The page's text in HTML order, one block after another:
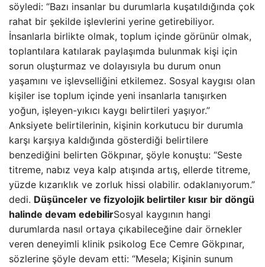
söyledi: “Bazı insanlar bu durumlarla kuşatıldığında çok
rahat bir şekilde işlevlerini yerine getirebiliyor.
İnsanlarla birlikte olmak, toplum içinde görünür olmak,
toplantılara katılarak paylaşımda bulunmak kişi için
sorun oluşturmaz ve dolayısıyla bu durum onun
yaşamını ve işlevselliğini etkilemez. Sosyal kaygısı olan
kişiler ise toplum içinde yeni insanlarla tanışırken
yoğun, işleyen-yıkıcı kaygı belirtileri yaşıyor.”
Anksiyete belirtilerinin, kişinin korkutucu bir durumla
karşı karşıya kaldığında gösterdiği belirtilere
benzediğini belirten Gökpınar, şöyle konuştu: “Seste
titreme, nabız veya kalp atışında artış, ellerde titreme,
yüzde kızarıklık ve zorluk hissi olabilir. odaklanıyorum.”
dedi. Düşünceler ve fizyolojik belirtiler kısır bir döngü
halinde devam edebilirSosyal kaygının hangi
durumlarda nasıl ortaya çıkabileceğine dair örnekler
veren deneyimli klinik psikolog Ece Cemre Gökpınar,
sözlerine şöyle devam etti: “Mesela; Kişinin sunum